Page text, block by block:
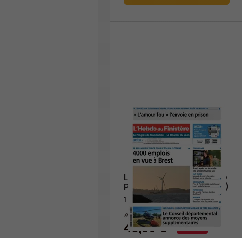
L'Hebdo du Finistère (Le
Progrès de Cornouaille)
1 an
62,40 €
48,00 € -23%